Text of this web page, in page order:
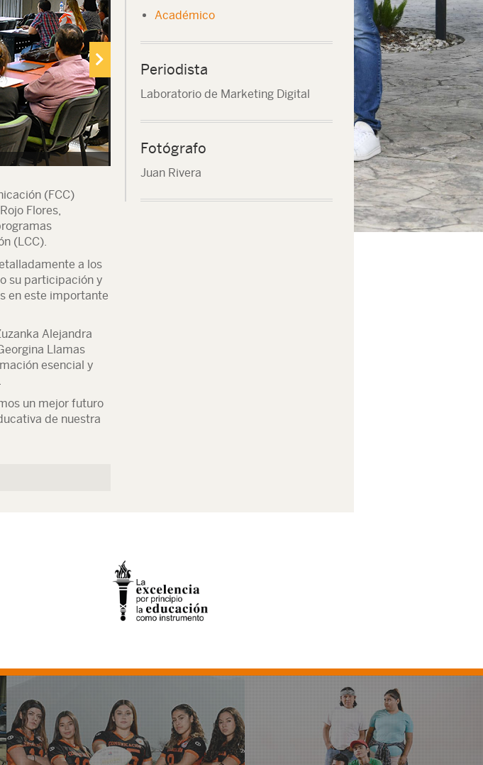
(FCC)
Flores,
(LCC).
a los
su participación y
en este importante
Alejandra
Llamas
esencial y
un mejor futuro
de nuestra
Académico
Periodista
Laboratorio de Marketing Digital
Fotógrafo
Juan Rivera